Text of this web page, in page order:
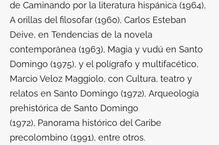
de Caminando por la literatura hispánica (1964),
A orillas del filosofar (1960), Carlos Esteban
Deive, en Tendencias de la novela
contemporánea (1963), Magia y vudú en Santo
Domingo (1975), y el polígrafo y multifacético,
Marcio Veloz Maggiolo, con Cultura, teatro y
relatos en Santo Domingo (1972), Arqueología
prehistórica de Santo Domingo
(1972), Panorama histórico del Caribe
precolombino (1991), entre otros.